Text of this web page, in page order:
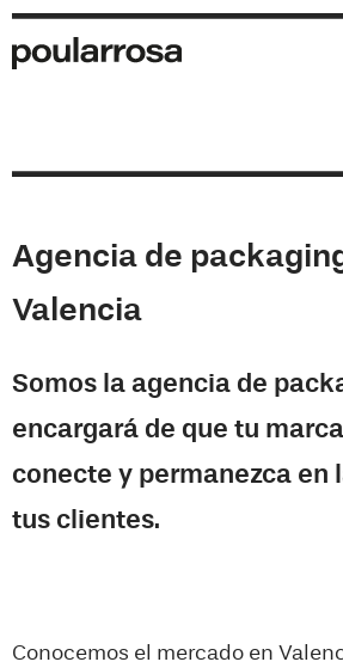
Agencia de
Valencia
Somos la agencia de
encargará de que tu
conecte y permanezca en
tus clientes.
Conocemos el mercado en